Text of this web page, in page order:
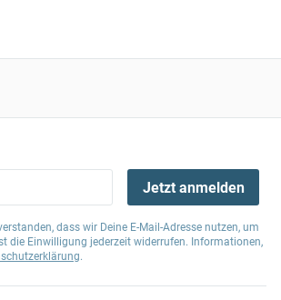
Jetzt anmelden
dass wir Deine E-Mail-Adresse nutzen, um
die Einwilligung jederzeit widerrufen. Informationen,
.